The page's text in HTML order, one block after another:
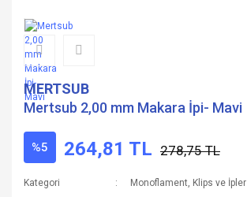
MERTSUB
Mertsub 2,00 mm Makara İpi- Mavi
%5 264,81 TL 278,75 TL
Kategori
Monoflament, Klips ve İpler